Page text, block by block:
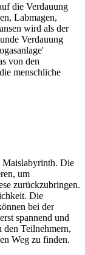
die Verdauung
Labmagen,
wird als der
Verdauung
von den
menschliche
Maislabyrinth. Die
um
zurückzubringen.
Die
bei der
spannend und
Teilnehmern,
Weg zu finden.